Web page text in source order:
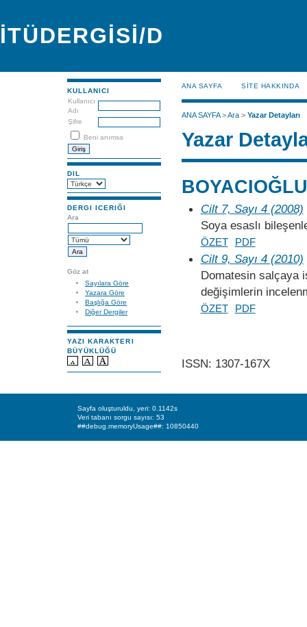
İTÜDERGİSİ/D
KULLANICI
Kullanıcı
Adı
Şifre
Beni anımsa
DIL
DERGI ICERIĞI
Ara
Göz at
Sayılara Göre
Yazara Göre
Başlığa Göre
Diğer Dergiler
YAZI KARAKTERI
BÜYÜKLÜĞÜ
ANA SAYFA SİTE HAKKINDA
ANA SAYFA>Ara> Yazar Detayları
Yazar
Cilt 7, Sayı 4 (2008)
Soya esaslı
ÖZET PDF
Cilt 9, Sayı 4 (2010)
Domatesin salçaya
değişimlerin
ÖZET PDF
ISSN: 1307-167X
Sayfa oluşturuldu, yeri: 0.1142s
Veri tabanı sorgu sayısı: 53
##debug.memoryUsage##: 10850440